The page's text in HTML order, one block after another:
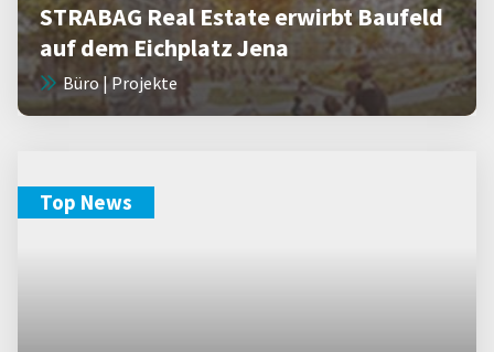
STRABAG Real Estate erwirbt Baufeld
auf dem Eichplatz Jena
Büro | Projekte
Top News